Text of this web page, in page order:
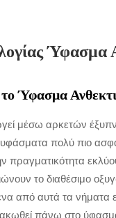
Ύφασμα
Ύφασμα
μέσω αρκετών
πολύ πιο
πραγματικότητα
το διαθέσιμο
από αυτά τα νήματα
πάνω στο